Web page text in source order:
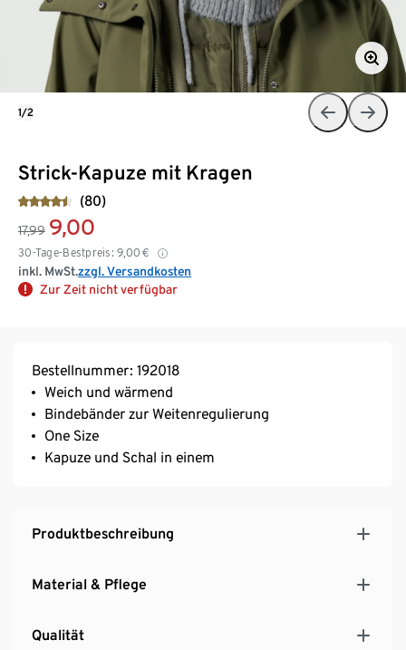
Strick-Kapuze mit Kragen
(80)
17,99 9,00
30-Tage-Bestpreis: 9,00 €
inkl. MwSt.zzgl. Versandkosten
Zur Zeit nicht verfügbar
1/2
Bestellnummer: 192018
Weich und wärmend
Bindebänder zur Weitenregulierung
One Size
Kapuze und Schal in einem
Produktbeschreibung
Material & Pflege
Qualität